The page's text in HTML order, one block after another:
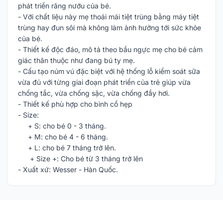
phát triển răng nướu của bé.
- Với chất liệu này mẹ thoải mái tiệt trùng bằng máy tiệt
trùng hay đun sôi mà không làm ảnh hưởng tới sức khỏe
của bé.
- Thiết kế độc đáo, mô tả theo bầu ngực mẹ cho bé cảm
giác thân thuộc như đang bú ty mẹ.
- Cấu tạo núm vú đặc biệt với hệ thống lỗ kiểm soát sữa
vừa đủ với từng giai đoạn phát triển của trẻ giúp vừa
chống tắc, vừa chống sặc, vừa chống đầy hơi.
- Thiết kế phù hợp cho bình cổ hẹp
- Size:
+ S: cho bé 0 - 3 tháng.
+ M: cho bé 4 - 6 tháng.
+ L: cho bé 7 tháng trở lên.
+ Size +: Cho bé từ 3 tháng trở lên
- Xuất xứ: Wesser - Hàn Quốc.